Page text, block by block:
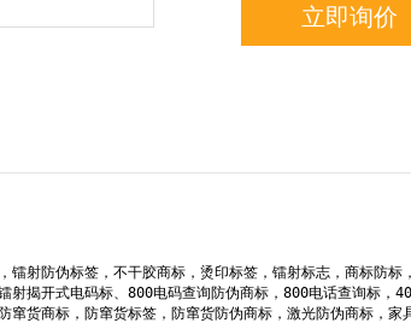
立即询价
镭射防伪标签，不干胶商标，烫印标签，镭射标志，商标防
射揭开式电码标、800电码查询防伪商标，800电话查询标，
窜货商标，防窜货标签，防窜货防伪商标，激光防伪商标，